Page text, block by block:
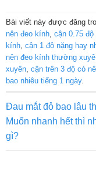
Bài viết này được đăng
nên đeo kính, cận 0.75
kính, cận 1 độ nặng hay
nên đeo kính thường
xuyên, cận trên 3 độ có
bao nhiêu tiếng 1 ngày.
Đau mắt đỏ bao lâu
Muốn nhanh hết thì
gì?